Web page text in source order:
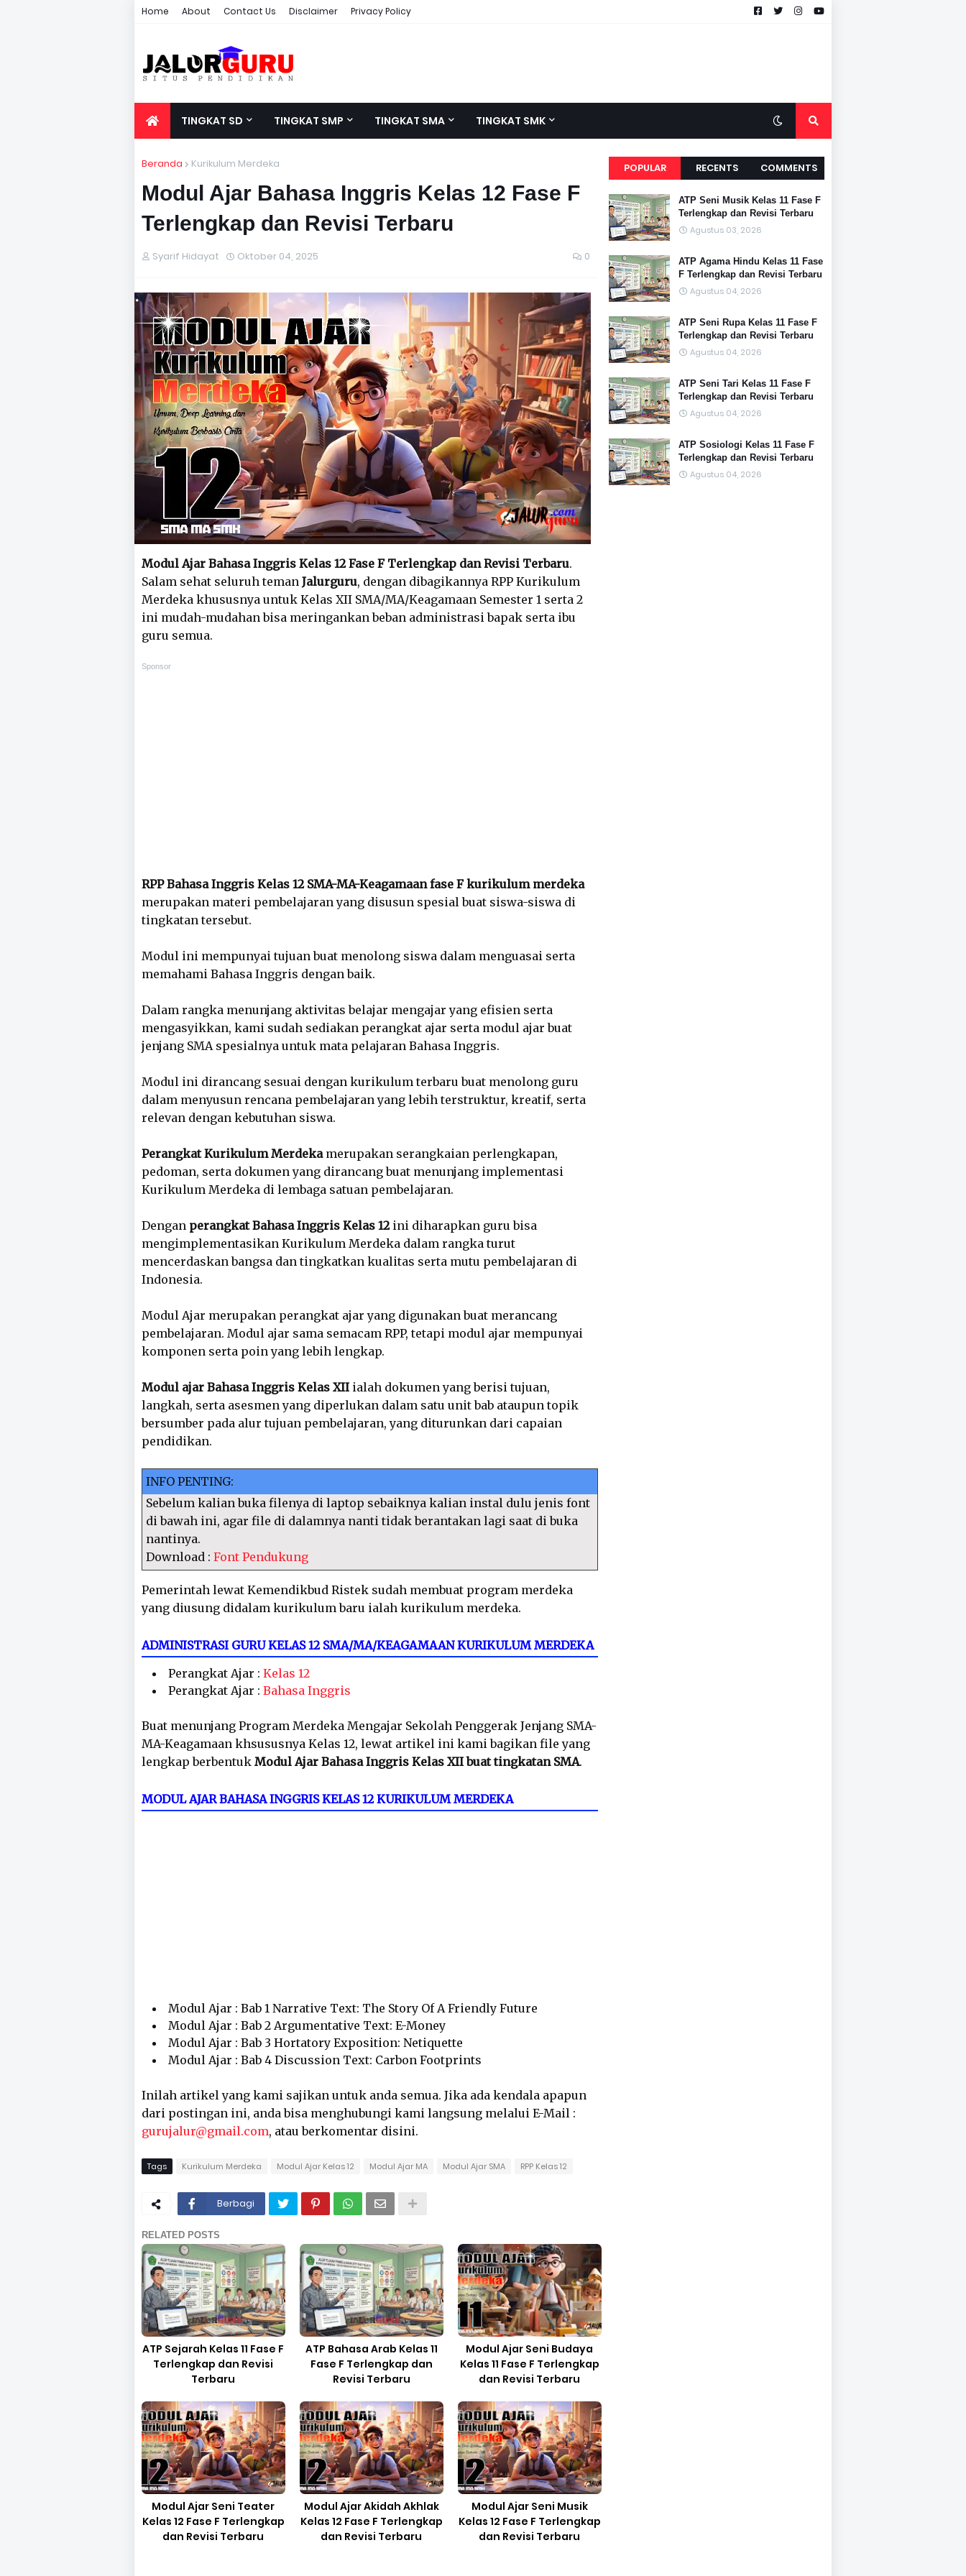
Home About Contact Us Disclaimer Privacy Policy
TINGKAT SD TINGKAT SMP TINGKAT SMA TINGKAT SMK
Beranda Kurikulum Merdeka
Modul Ajar Bahasa Inggris Kelas 12 Fase F
Terlengkap dan Revisi Terbaru
Syarif Hidayat Oktober 04, 2025 0
Modul Ajar Bahasa Inggris Kelas 12 Fase F Terlengkap dan Revisi Terbaru.
Salam sehat seluruh teman Jalurguru, dengan dibagikannya RPP Kurikulum
Merdeka khususnya untuk Kelas XII SMA/MA/Keagamaan Semester 1 serta 2
ini mudah-mudahan bisa meringankan beban administrasi bapak serta ibu
guru semua.
Sponsor
RPP Bahasa Inggris Kelas 12 SMA-MA-Keagamaan fase F kurikulum merdeka
merupakan materi pembelajaran yang disusun spesial buat siswa-siswa di
tingkatan tersebut.
Modul ini mempunyai tujuan buat menolong siswa dalam menguasai serta
memahami Bahasa Inggris dengan baik.
Dalam rangka menunjang aktivitas belajar mengajar yang efisien serta
mengasyikkan, kami sudah sediakan perangkat ajar serta modul ajar buat
jenjang SMA spesialnya untuk mata pelajaran Bahasa Inggris.
Modul ini dirancang sesuai dengan kurikulum terbaru buat menolong guru
dalam menyusun rencana pembelajaran yang lebih terstruktur, kreatif, serta
relevan dengan kebutuhan siswa.
Perangkat Kurikulum Merdekamerupakan serangkaian perlengkapan,
pedoman, serta dokumen yang dirancang buat menunjang implementasi
Kurikulum Merdeka di lembaga satuan pembelajaran.
Dengan perangkat Bahasa Inggris Kelas 12ini diharapkan guru bisa
mengimplementasikan Kurikulum Merdeka dalam rangka turut
mencerdaskan bangsa dan tingkatkan kualitas serta mutu pembelajaran di
Indonesia.
Modul Ajar merupakan perangkat ajar yang digunakan buat merancang
pembelajaran. Modul ajar sama semacam RPP, tetapi modul ajar mempunyai
komponen serta poin yang lebih lengkap.
Modul ajar Bahasa Inggris Kelas XII ialah dokumen yang berisi tujuan,
langkah, serta asesmen yang diperlukan dalam satu unit bab ataupun topik
bersumber pada alur tujuan pembelajaran, yang diturunkan dari capaian
pendidikan.
INFO PENTING:
Sebelum kalian buka filenya di laptop sebaiknya kalian instal dulu jenis font
di bawah ini, agar file di dalamnya nanti tidak berantakan lagi saat di buka
nantinya.
Download : Font Pendukung
Pemerintah lewat Kemendikbud Ristek sudah membuat program merdeka
yang diusung didalam kurikulum baru ialah kurikulum merdeka.
ADMINISTRASI GURU KELAS 12 SMA/MA/KEAGAMAAN KURIKULUM MERDEKA
Perangkat Ajar : Kelas 12
Perangkat Ajar : Bahasa Inggris
Buat menunjang Program Merdeka Mengajar Sekolah Penggerak Jenjang SMA-
MA-Keagamaan khsususnya Kelas 12, lewat artikel ini kami bagikan file yang
lengkap berbentuk Modul Ajar Bahasa Inggris Kelas XII buat tingkatan SMA.
MODUL AJAR BAHASA INGGRIS KELAS 12 KURIKULUM MERDEKA
Modul Ajar : Bab 1 Narrative Text: The Story Of A Friendly Future
Modul Ajar : Bab 2 Argumentative Text: E-Money
Modul Ajar : Bab 3 Hortatory Exposition: Netiquette
Modul Ajar : Bab 4 Discussion Text: Carbon Footprints
Inilah artikel yang kami sajikan untuk anda semua. Jika ada kendala apapun
dari postingan ini, anda bisa menghubungi kami langsung melalui E-Mail :
gurujalur@gmail.com, atau berkomentar disini.
Tags Kurikulum Merdeka Modul Ajar Kelas 12 Modul Ajar MA Modul Ajar SMA RPP Kelas 12
Berbagi
RELATED POSTS
ATP Sejarah Kelas 11 Fase F
Terlengkap dan Revisi
Terbaru
ATP Bahasa Arab Kelas 11
Fase F Terlengkap dan
Revisi Terbaru
Modul Ajar Seni Budaya
Kelas 11 Fase F Terlengkap
dan Revisi Terbaru
Modul Ajar Seni Teater
Kelas 12 Fase F Terlengkap
dan Revisi Terbaru
Modul Ajar Akidah Akhlak
Kelas 12 Fase F Terlengkap
dan Revisi Terbaru
Modul Ajar Seni Musik
Kelas 12 Fase F Terlengkap
dan Revisi Terbaru
POPULAR RECENTS COMMENTS
ATP Seni Musik Kelas 11 Fase F
Terlengkap dan Revisi Terbaru
Agustus 03, 2026
ATP Agama Hindu Kelas 11 Fase
F Terlengkap dan Revisi Terbaru
Agustus 04, 2026
ATP Seni Rupa Kelas 11 Fase F
Terlengkap dan Revisi Terbaru
Agustus 04, 2026
ATP Seni Tari Kelas 11 Fase F
Terlengkap dan Revisi Terbaru
Agustus 04, 2026
ATP Sosiologi Kelas 11 Fase F
Terlengkap dan Revisi Terbaru
Agustus 04, 2026